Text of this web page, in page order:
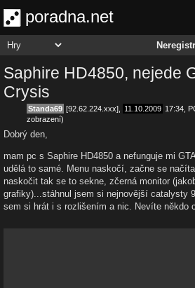
poradna.net
Saphire HD4850, nejede
Crysis
Standa69 [92.62.224.xxx], 11.10.2009 17:34
zobrazení)
Dobrý den,
mam pc s Saphire HD4850 a nefunguje mi
udělá to samé. Menu naskočí, začne se
naskočit tak se to sekne, zčerná monitor
grafiky)...stáhnul jsem si nejnovější catalysty
sem si hrát i s rozlišením a nic. Nevíte někdo